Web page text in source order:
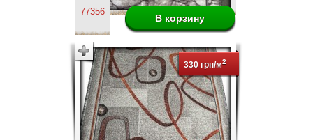
77356
330 грн/м2